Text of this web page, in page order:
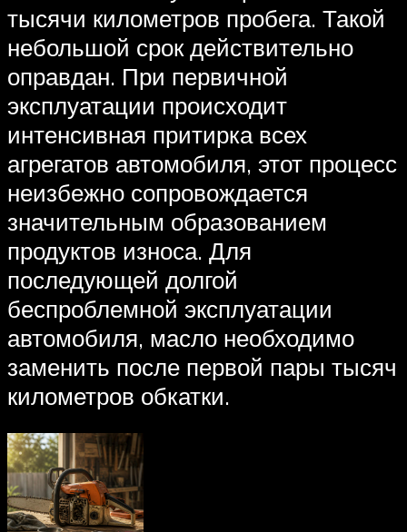
тысячи километров пробега. Такой
небольшой срок действительно
оправдан. При первичной
эксплуатации происходит
интенсивная притирка всех
агрегатов автомобиля, этот процесс
неизбежно сопровождается
значительным образованием
продуктов износа. Для
последующей долгой
беспроблемной эксплуатации
автомобиля, масло необходимо
заменить после первой пары тысяч
километров обкатки.